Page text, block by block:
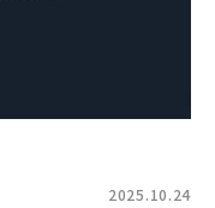
2025.10.24